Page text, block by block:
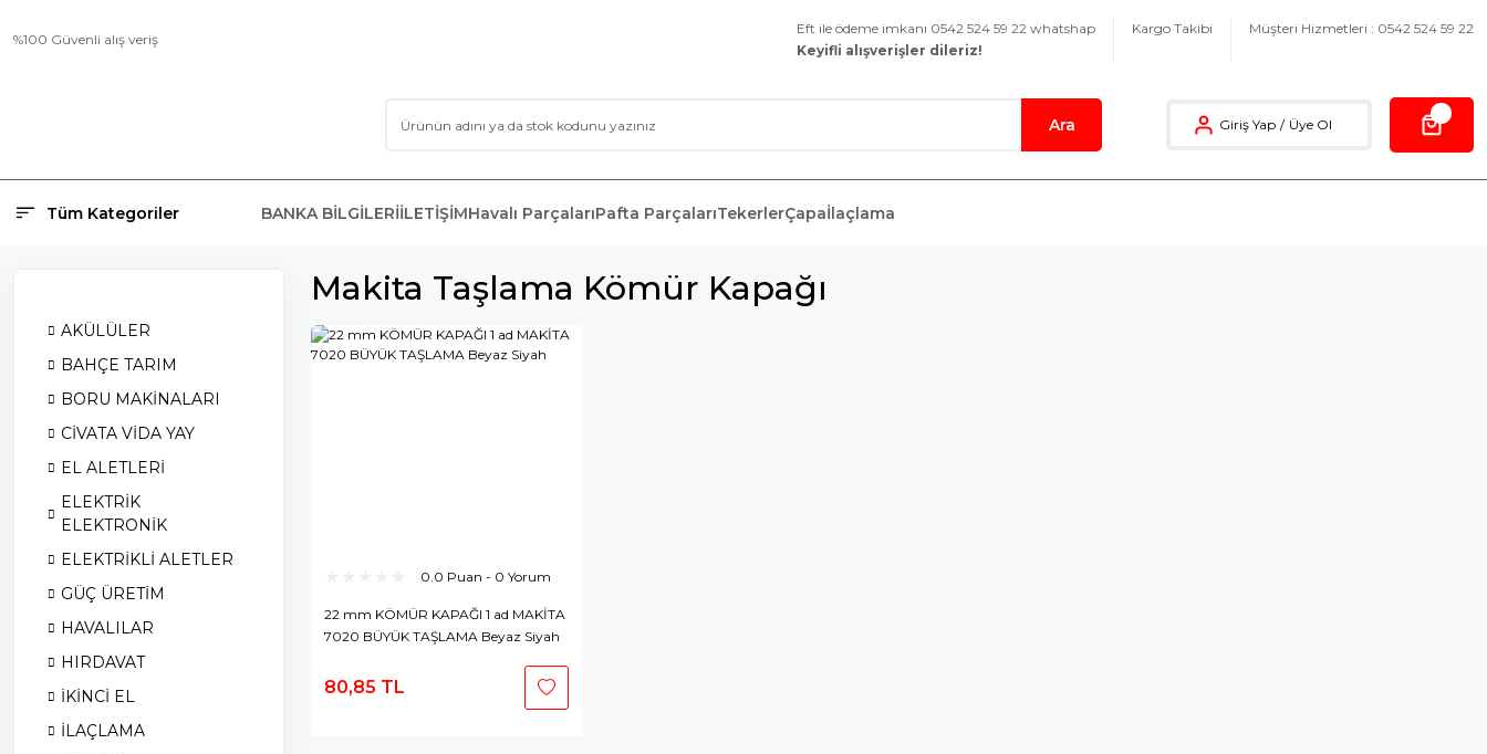
%100 Güvenli alış veriş
Eft ile ödeme imkanı 0542 524 59 22 whatshap
Keyifli alışverişler dileriz!
Kargo Takibi Müşteri Hizmetleri : 0542 524 59 22
Ara Giriş Yap / Üye Ol
Tüm Kategoriler BANKA BİLGİLERİİLETİŞİMHavalı ParçalarıPafta ParçalarıTekerlerÇapaİlaçlama
AKÜLÜLER
BAHÇE TARIM
BORU MAKİNALARI
CİVATA VİDA YAY
EL ALETLERİ
ELEKTRİK
ELEKTRONİK
ELEKTRİKLİ ALETLER
GÜÇ ÜRETİM
HAVALILAR
HIRDAVAT
İKİNCİ EL
İLAÇLAMA
Makita Taşlama Kömür Kapağı
0.0 Puan - 0 Yorum
22 mm KÖMÜR KAPAĞI 1 ad MAKİTA
7020 BÜYÜK TAŞLAMA Beyaz Siyah
80,85 TL